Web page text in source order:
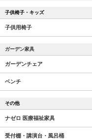
子供椅子・キッズ
子供用椅子
ガーデン家具
ガーデンチェア
ベンチ
その他
ナゼロ 医療福祉家具
受付棚・講演台・風呂桶